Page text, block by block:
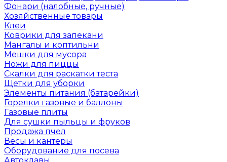
Фонари (налобные, ручные)
Хозяйственные товары
Клеи
Коврики для запекани
Мангалы и коптильни
Мешки для мусора
Ножи для пиццы
Скалки для раскатки теста
Щетки для уборки
Элементы питания (батарейки)
Горелки газовые и баллоны
Газовые плиты
Для сушки пыльцы и фруков
Продажа пчел
Весы и кантеры
Оборудование для посева